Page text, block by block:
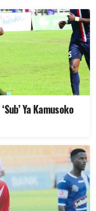
Ya Kamusoko